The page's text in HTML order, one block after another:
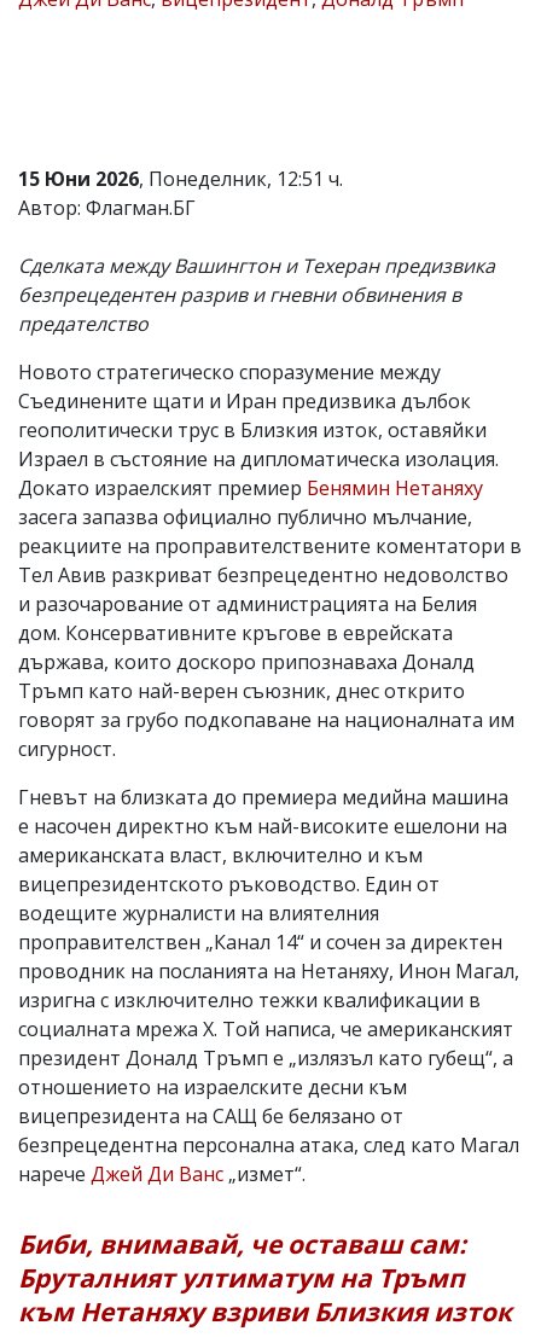
и
редакцията
не
отговорност
за
тях!
Ако
обиден
за
коментар,
моля
сигнализирайте
ни!
15 Юни 2026, Понеделник, 12:51 ч.
Автор: Флагман.БГ
Сделката между Вашингтон и Техеран предизвика
безпрецедентен разрив и гневни обвинения в
предателство
Новото стратегическо споразумение между
Съединените щати и Иран предизвика дълбок
геополитически трус в Близкия изток, оставяйки
Израел в състояние на дипломатическа изолация.
Докато израелският премиер Бенямин Нетаняху
засега запазва официално публично мълчание,
реакциите на проправителствените коментатори в
Тел Авив разкриват безпрецедентно недоволство
и разочарование от администрацията на Белия
дом. Консервативните кръгове в еврейската
държава, които доскоро припознаваха Доналд
Тръмп като най-верен съюзник, днес открито
говорят за грубо подкопаване на националната им
сигурност.
Гневът на близката до премиера медийна машина
е насочен директно към най-високите ешелони на
американската власт, включително и към
вицепрезидентското ръководство. Един от
водещите журналисти на влиятелния
проправителствен „Канал 14“ и сочен за директен
проводник на посланията на Нетаняху, Инон Магал,
изригна с изключително тежки квалификации в
социалната мрежа X. Той написа, че американският
президент Доналд Тръмп е „излязъл като губещ“, а
отношението на израелските десни към
вицепрезидента на САЩ бе белязано от
безпрецедентна персонална атака, след като Магал
нарече Джей Ди Ванс „измет“.
Биби, внимавай, че оставаш сам:
Бруталният ултиматум на Тръмп
към Нетаняху взриви Близкия изток